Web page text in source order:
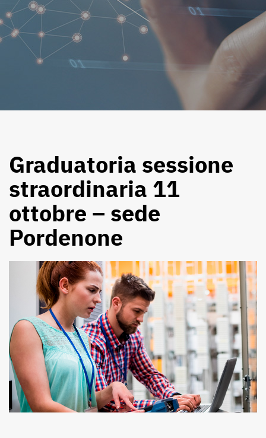
Graduatoria sessione
straordinaria 11
ottobre – sede
Pordenone